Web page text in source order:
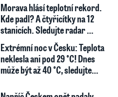
Morava hlásí teplotní rekord.
Kde padl? A čtyřicítky na 12
stanicích. Sledujte radar …
Extrémní noc v Česku: Teplota
neklesla ani pod 29 °C! Dnes
může být až 40 °C, sledujte…